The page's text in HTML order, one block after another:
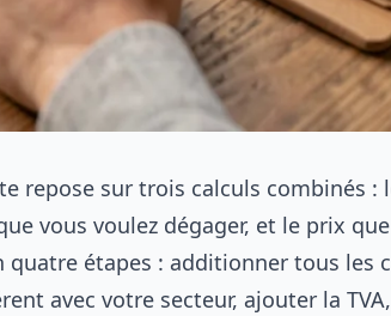
repose sur trois calculs combinés :
vous voulez dégager, et le prix
quatre étapes : additionner tous les
avec votre secteur, ajouter la